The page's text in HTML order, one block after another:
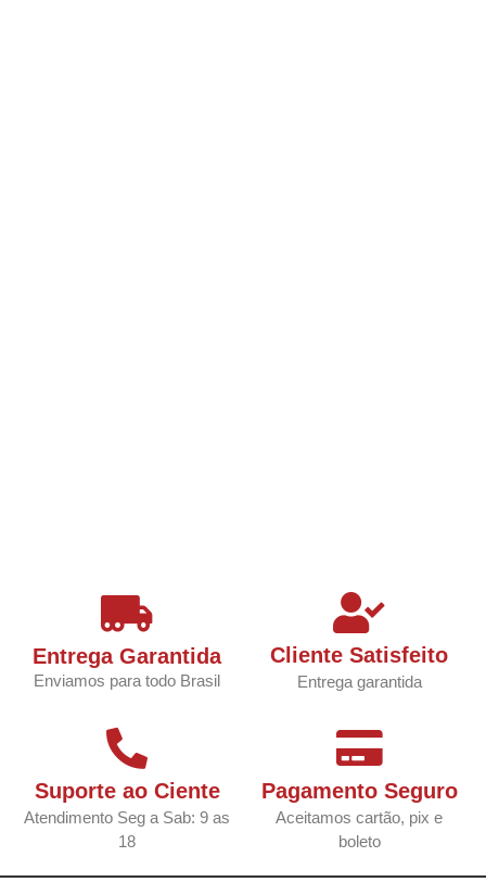
Entrega Garantida
Enviamos para todo Brasil
Cliente Satisfeito
Entrega garantida
Suporte ao Ciente
Atendimento Seg a Sab: 9 as
18
Pagamento Seguro
Aceitamos cartão, pix e
boleto